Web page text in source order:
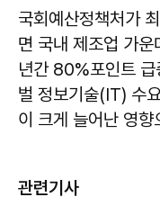
국회예산정책처가
면 국내 제조업 가
년간 80%포인트
벌 정보기술(IT) 수
이 크게 늘어난 영향
관련기사